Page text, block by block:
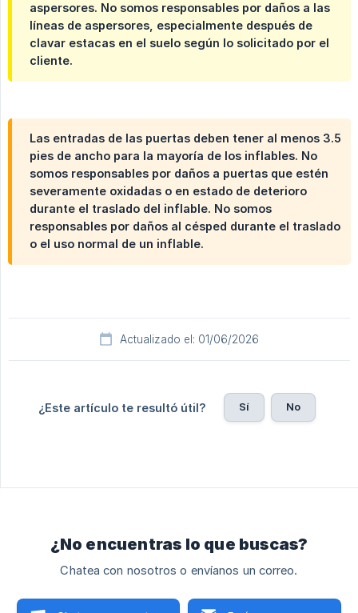
aspersores. No somos responsables por daños a las
líneas de aspersores, especialmente después de
clavar estacas en el suelo según lo solicitado por el
cliente.
Las entradas de las puertas deben tener al menos 3.5
pies de ancho para la mayoría de los inflables. No
somos responsables por daños a puertas que estén
severamente oxidadas o en estado de deterioro
durante el traslado del inflable. No somos
responsables por daños al césped durante el traslado
o el uso normal de un inflable.
Actualizado el: 01/06/2026
¿Este artículo te resultó útil? Sí No
¿No encuentras lo que buscas?
Chatea con nosotros o envíanos un correo.